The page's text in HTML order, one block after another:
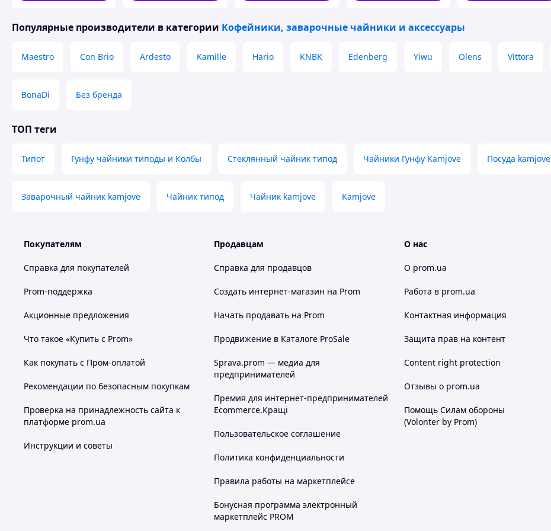
Популярные производители в категории Кофейники, заварочные чайники и аксессуары
Maestro Con Brio Ardesto Kamille Hario KNBK Edenberg Yiwu Olens Vittora
BonaDi Без бренда
ТОП теги
Типот Гунфу чайники типоды и Колбы Стеклянный чайник типод Чайники Гунфу Kamjove Посуда kamjove
Заварочный чайник kamjove Чайник типод Чайник kamjove Kamjove
Покупателям
Справка для покупателей
Prom-поддержка
Акционные предложения
Что такое «Купить с Prom»
Как покупать с Пром-оплатой
Рекомендации по безопасным покупкам
Проверка на принадлежность сайта к
платформе prom.ua
Инструкции и советы
Продавцам
Справка для продавцов
Создать интернет-магазин на Prom
Начать продавать на Prom
Продвижение в Каталоге ProSale
Sprava.prom — медиа для
предпринимателей
Премия для интернет-предпринимателей
Ecommerce.Кращі
Пользовательское соглашение
Политика конфиденциальности
Правила работы на маркетплейсе
Бонусная программа электронный
маркетплейс PROM
О нас
О prom.ua
Работа в prom.ua
Контактная информация
Защита прав на контент
Content right protection
Отзывы о prom.ua
Помощь Силам обороны
(Volonter by Prom)